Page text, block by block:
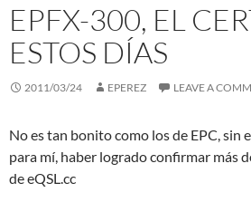
EPFX-300, EL
ESTOS DÍAS
2011/03/24 EPEREZ LEAVE A
No es tan bonito como los de EPC, sin
para mí, haber logrado confirmar más
de eQSL.cc